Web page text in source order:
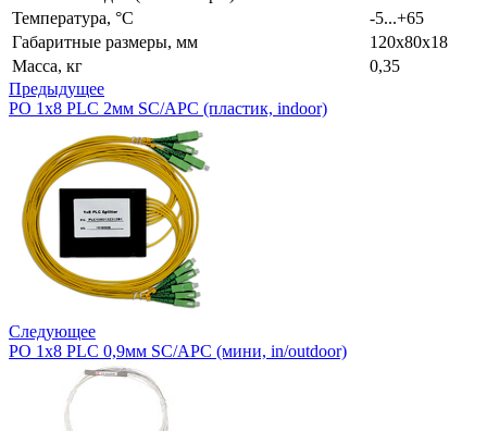
Температура, °С
-5...+65
Габаритные размеры, мм
120х80х18
Масса, кг
0,35
Предыдущее
РО 1х8 PLC 2мм SC/APC (пластик, indoor)
Следующее
РО 1х8 PLC 0,9мм SC/APC (мини, in/outdoor)